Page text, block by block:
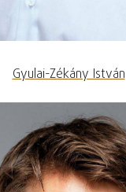
Gyulai-Zékány István